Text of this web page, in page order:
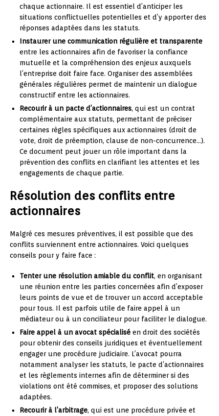
chaque actionnaire. Il est essentiel d’anticiper les
situations conflictuelles potentielles et d’y apporter des
réponses adaptées dans les statuts.
Instaurer une communication régulière et transparente
entre les actionnaires afin de favoriser la confiance
mutuelle et la compréhension des enjeux auxquels
l’entreprise doit faire face. Organiser des assemblées
générales régulières permet de maintenir un dialogue
constructif entre les actionnaires.
Recourir à un pacte d’actionnaires, qui est un contrat
complémentaire aux statuts, permettant de préciser
certaines règles spécifiques aux actionnaires (droit de
vote, droit de préemption, clause de non-concurrence…).
Ce document peut jouer un rôle important dans la
prévention des conflits en clarifiant les attentes et les
engagements de chaque partie.
Résolution des conflits entre
actionnaires
Malgré ces mesures préventives, il est possible que des
conflits surviennent entre actionnaires. Voici quelques
conseils pour y faire face :
Tenter une résolution amiable du conflit, en organisant
une réunion entre les parties concernées afin d’exposer
leurs points de vue et de trouver un accord acceptable
pour tous. Il est parfois utile de faire appel à un
médiateur ou à un conciliateur pour faciliter le dialogue.
Faire appel à un avocat spécialisé en droit des sociétés
pour obtenir des conseils juridiques et éventuellement
engager une procédure judiciaire. L’avocat pourra
notamment analyser les statuts, le pacte d’actionnaires
et les règlements internes afin de déterminer si des
violations ont été commises, et proposer des solutions
adaptées.
Recourir à l’arbitrage, qui est une procédure privée et